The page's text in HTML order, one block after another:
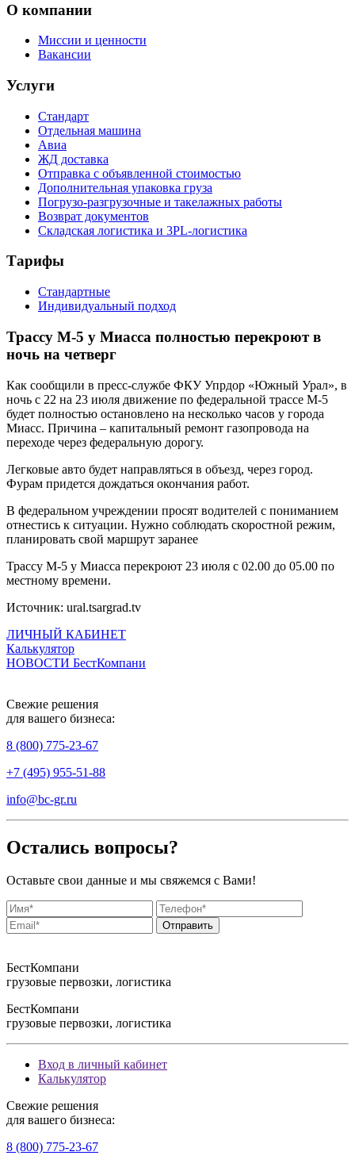
О компании
Миссии и ценности
Вакансии
Услуги
Стандарт
Отдельная машина
Авиа
ЖД доставка
Отправка с объявленной стоимостью
Дополнительная упаковка груза
Погрузо-разгрузочные и такелажных работы
Возврат документов
Складская логистика и 3PL-логистика
Тарифы
Стандартные
Индивидуальный подход
Трассу М-5 у Миасса полностью перекроют в
ночь на четверг
Как сообщили в пресс-службе ФКУ Упрдор «Южный Урал», в
ночь с 22 на 23 июля движение по федеральной трассе М-5
будет полностью остановлено на несколько часов у города
Миасс. Причина – капитальный ремонт газопровода на
переходе через федеральную дорогу.
Легковые авто будет направляться в объезд, через город.
Фурам придется дождаться окончания работ.
В федеральном учреждении просят водителей с пониманием
отнестись к ситуации. Нужно соблюдать скоростной режим,
планировать свой маршрут заранее
Трассу М-5 у Миасса перекроют 23 июля с 02.00 до 05.00 по
местному времени.
Источник: ural.tsargrad.tv
ЛИЧНЫЙ КАБИНЕТ
Калькулятор
НОВОСТИ БестКомпани
Свежие решения
для вашего бизнеса:
8 (800) 775-23-67
+7 (495) 955-51-88
info@bc-gr.ru
Остались вопросы?
Оставьте свои данные и мы свяжемся с Вами!
БестКомпани
грузовые первозки, логистика
БестКомпани
грузовые первозки, логистика
Вход в личный кабинет
Калькулятор
Свежие решения
для вашего бизнеса:
8 (800) 775-23-67